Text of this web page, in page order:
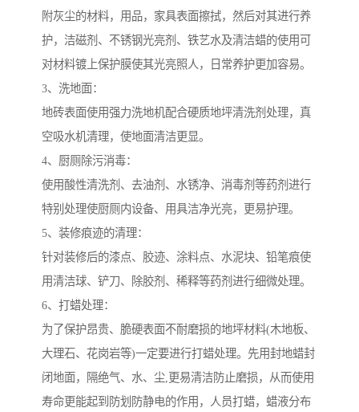
附灰尘的材料，用品，家具表面擦拭，然后对其进行养
护，洁磁剂、不锈钢光亮剂、铁艺水及清洁蜡的使用可
对材料镀上保护膜使其光亮照人，日常养护更加容易。
3、洗地面：
地砖表面使用强力洗地机配合硬质地坪清洗剂处理，真
空吸水机清理，使地面清洁更显。
4、厨厕除污消毒：
使用酸性清洗剂、去油剂、水锈净、消毒剂等药剂进行
特别处理使厨厕内设备、用具洁净光亮，更易护理。
5、装修痕迹的清理：
针对装修后的漆点、胶迹、涂料点、水泥块、铅笔痕使
用清洁球、铲刀、除胶剂、稀释等药剂进行细微处理。
6、打蜡处理：
为了保护昂贵、脆硬表面不耐磨损的地坪材料(木地板、
大理石、花岗岩等)一定要进行打蜡处理。先用封地蜡封
闭地面，隔绝气、水、尘,更易清洁防止磨损，从而使用
寿命更能起到防划防静电的作用，人员打蜡，蜡液分布